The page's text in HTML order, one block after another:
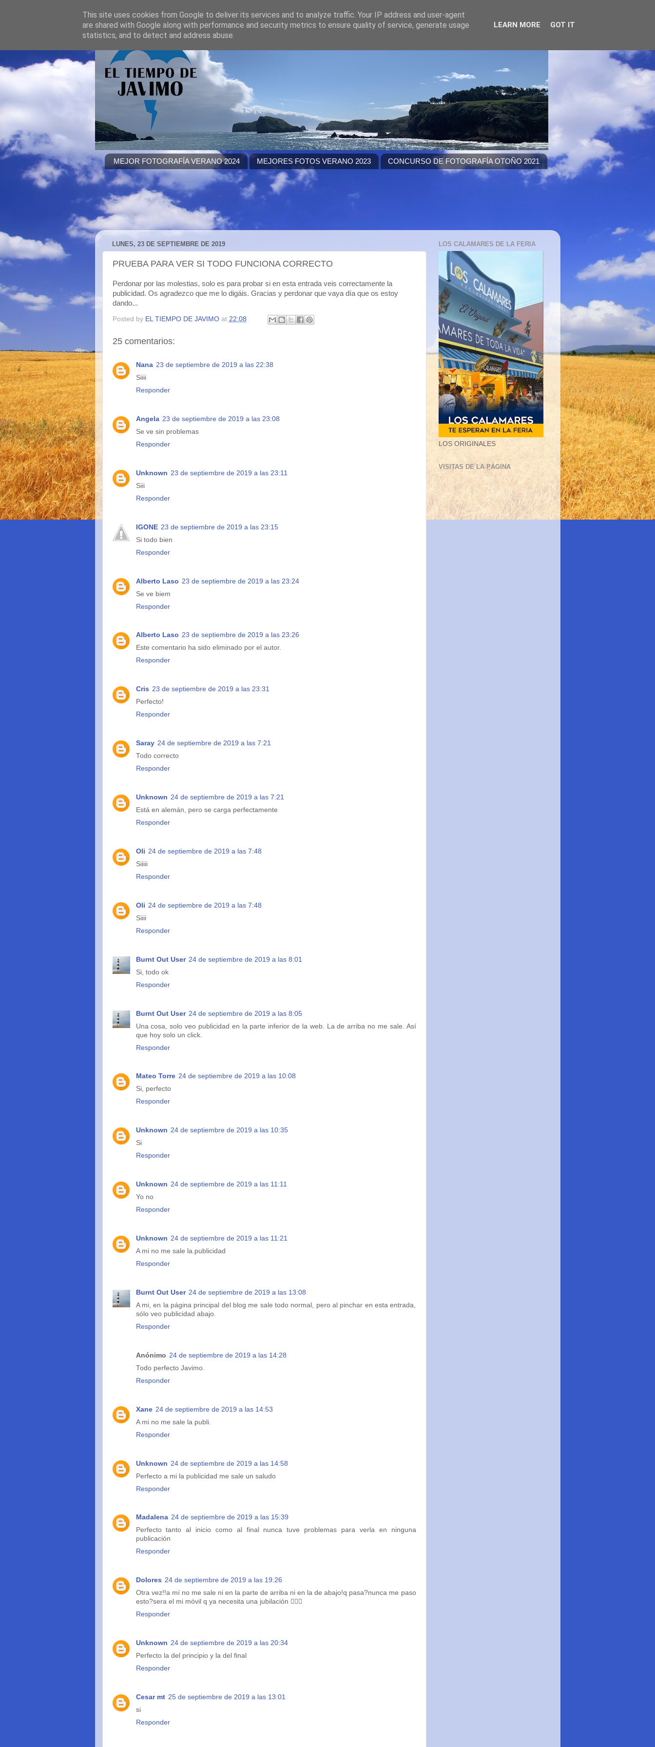
MEJOR FOTOGRAFÍA VERANO 2024 MEJORES FOTOS VERANO 2023 CONCURSO DE FOTOGRAFÍA OTOÑO 2021
LUNES, 23 DE SEPTIEMBRE DE 2019
PRUEBA PARA VER SI TODO FUNCIONA CORRECTO
Perdonar por las molestias, solo es para probar si en esta entrada veis correctamente la
publicidad. Os agradezco que me lo digáis. Gracias y perdonar que vaya día que os estoy
dando...
Posted by EL TIEMPO DE JAVIMO at 22:08
25 comentarios:
Nana 23 de septiembre de 2019 a las 22:38
Siiii
Responder
Angela 23 de septiembre de 2019 a las 23:08
Se ve sin problemas
Responder
Unknown 23 de septiembre de 2019 a las 23:11
Siii
Responder
IGONE 23 de septiembre de 2019 a las 23:15
Si todo bien
Responder
Alberto Laso 23 de septiembre de 2019 a las 23:24
Se ve biem
Responder
Alberto Laso 23 de septiembre de 2019 a las 23:26
Este comentario ha sido eliminado por el autor.
Responder
Cris 23 de septiembre de 2019 a las 23:31
Perfecto!
Responder
Saray 24 de septiembre de 2019 a las 7:21
Todo correcto
Responder
Unknown 24 de septiembre de 2019 a las 7:21
Está en alemán, pero se carga perfectamente
Responder
Oli 24 de septiembre de 2019 a las 7:48
Siiiii
Responder
Oli 24 de septiembre de 2019 a las 7:48
Siiii
Responder
Burnt Out User 24 de septiembre de 2019 a las 8:01
Si, todo ok
Responder
Burnt Out User 24 de septiembre de 2019 a las 8:05
Una cosa, solo veo publicidad en la parte inferior de la web. La de arriba no me sale. Así
que hoy solo un click.
Responder
Mateo Torre 24 de septiembre de 2019 a las 10:08
Si, perfecto
Responder
Unknown 24 de septiembre de 2019 a las 10:35
Si
Responder
Unknown 24 de septiembre de 2019 a las 11:11
Yo no
Responder
Unknown 24 de septiembre de 2019 a las 11:21
A mi no me sale la.publicidad
Responder
Burnt Out User 24 de septiembre de 2019 a las 13:08
A mi, en la página principal del blog me sale todo normal, pero al pinchar en esta entrada,
sólo veo publicidad abajo.
Responder
Anónimo 24 de septiembre de 2019 a las 14:28
Todo perfecto Javimo.
Responder
Xane 24 de septiembre de 2019 a las 14:53
A mi no me sale la publi.
Responder
Unknown 24 de septiembre de 2019 a las 14:58
Perfecto a mi la publicidad me sale un saludo
Responder
Madalena 24 de septiembre de 2019 a las 15:39
Perfecto tanto al inicio como al final nunca tuve problemas para verla en ninguna
publicación
Responder
Dolores 24 de septiembre de 2019 a las 19:26
Otra vez!!a mí no me sale ni en la parte de arriba ni en la de abajo!q pasa?nunca me paso
esto?sera el mi móvil q ya necesita una jubilación 🤷🏼‍♀️
Responder
Unknown 24 de septiembre de 2019 a las 20:34
Perfecto la del principio y la del final
Responder
Cesar mt 25 de septiembre de 2019 a las 13:01
si
Responder
LOS CALAMARES DE LA FERIA
LOS ORIGINALES
VISITAS DE LA PÁGINA
This site uses cookies from Google to deliver its services and to analyze traffic. Your IP address and user-agent
are shared with Google along with performance and security metrics to ensure quality of service, generate usage
statistics, and to detect and address abuse.
LEARN MORE GOT IT